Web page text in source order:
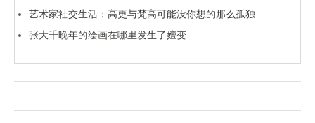
艺术家社交生活：高更与梵高可能没你想的那么孤独
张大千晚年的绘画在哪里发生了嬗变